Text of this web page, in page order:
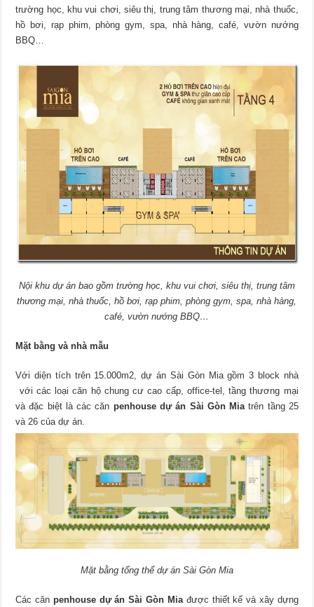
trường học, khu vui chơi, siêu thị, trung tâm thương mại, nhà thuốc,
hồ bơi, rạp phim, phòng gym, spa, nhà hàng, café, vườn nướng
BBQ…
Nội khu dự án bao gồm trường học, khu vui chơi, siêu thị, trung tâm
thương mại, nhà thuốc, hồ bơi, rạp phim, phòng gym, spa, nhà hàng,
café, vườn nướng BBQ…
Mặt bằng và nhà mẫu
Với diện tích trên 15.000m2, dự án Sài Gòn Mia gồm 3 block nhà
với các loại căn hộ chung cư cao cấp, office-tel, tầng thương mại
và đặc biệt là các căn penhouse dự án Sài Gòn Miatrên tầng 25
và 26 của dự án.
Mặt bằng tổng thể dự án Sài Gòn Mia
Các căn penhouse dự án Sài Gòn Mia được thiết kế và xây dựng